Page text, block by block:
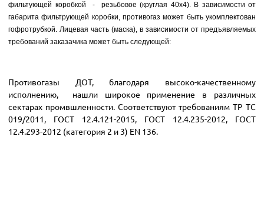
фильтующей коробкой - резьбовое (круглая 40х4). В зависимости от
габарита фильтрующей коробки, противогаз может быть укомплектован
гофротрубкой. Лицевая часть (маска), в зависимости от предъявляемых
требований заказачика может быть следующей:
Противогазы ДОТ, благодаря высоко-качественному
исполнению, нашли широкое применение в различных
сектарах промвшленности. Соответствуют требованиям ТР ТС
019/2011, ГОСТ 12.4.121-2015, ГОСТ 12.4.235-2012, ГОСТ
12.4.293-2012 (категория 2 и 3) EN 136.